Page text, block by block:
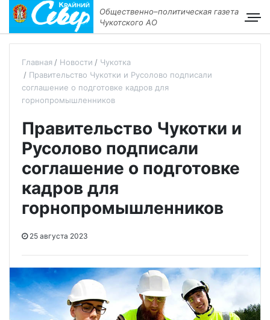
Общественно–политическая газета
Чукотского АО
Главная Новости
Чукотка
Правительство Чукотки и Русолово подписали
соглашение о подготовке кадров для
горнопромышленников
Правительство Чукотки и
Русолово подписали
соглашение о подготовке
кадров для
горнопромышленников
25 августа 2023